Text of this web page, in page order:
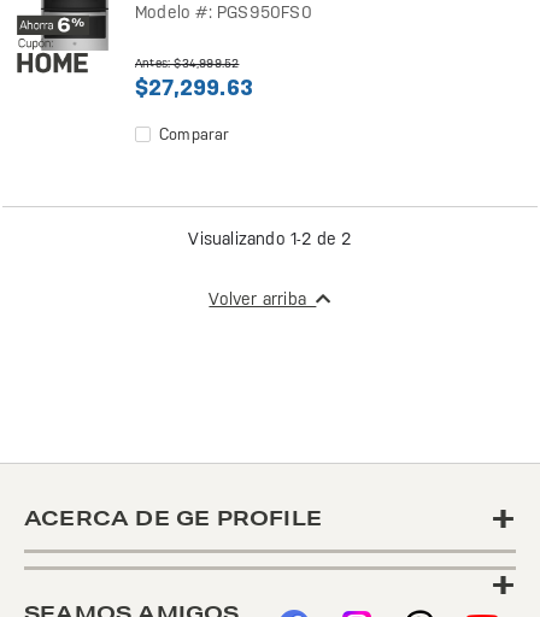
Modelo #: PGS950FS0
Antes: $34,999.52
$27,299.63
Comparar
Visualizando 1-2 de 2
Volver arriba
ACERCA DE GE PROFILE
+
+